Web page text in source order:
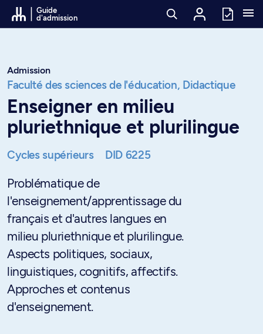
Passer au contenu
Guide
d'admission
Admission
Faculté des sciences de l'éducation, Didactique
Enseigner en milieu
pluriethnique et plurilingue
Cycles supérieurs DID 6225
Problématique de
l'enseignement/apprentissage du
français et d'autres langues en
milieu pluriethnique et plurilingue.
Aspects politiques, sociaux,
linguistiques, cognitifs, affectifs.
Approches et contenus
d'enseignement.